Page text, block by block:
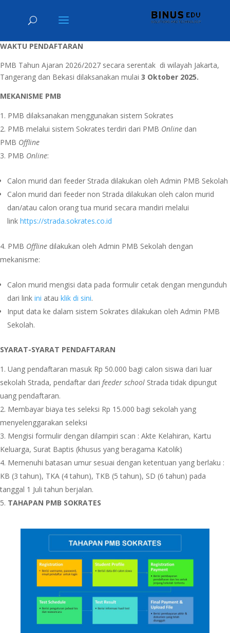
WAKTU PENDAFTARAN
PMB Tahun Ajaran 2026/2027 secara serentak di wilayah Jakarta,
Tangerang dan Bekasi dilaksanakan mulai 3 Oktober 2025.
MEKANISME PMB
PMB dilaksanakan menggunakan sistem Sokrates
PMB melalui sistem Sokrates terdiri dari PMB Online dan
PMB Offline
PMB Online:
Calon murid dari feeder Strada dilakukan oleh Admin PMB Sekolah
Calon murid dari feeder non Strada dilakukan oleh calon murid
dan/atau calon orang tua murid secara mandiri melalui
link https://strada.sokrates.co.id
PMB Offline dilakukan oleh Admin PMB Sekolah dengan
mekanisme:
Calon murid mengisi data pada formulir cetak dengan mengunduh
dari link ini atau klik di sini.
Input data ke dalam sistem Sokrates dilakukan oleh Admin PMB
Sekolah.
SYARAT-SYARAT PENDAFTARAN
Uang pendaftaran masuk Rp 50.000 bagi calon siswa dari luar
sekolah Strada, pendaftar dari feeder school Strada tidak dipungut
uang pendaftaran.
Membayar biaya tes seleksi Rp 15.000 bagi sekolah yang
menyelenggarakan seleksi
Mengisi formulir dengan dilampiri scan : Akte Kelahiran, Kartu
Keluarga, Surat Baptis (khusus yang beragama Katolik)
Memenuhi batasan umur sesuai dengan ketentuan yang berlaku :
KB (3 tahun), TKA (4 tahun), TKB (5 tahun), SD (6 tahun) pada
tanggal 1 Juli tahun berjalan.
TAHAPAN PMB SOKRATES